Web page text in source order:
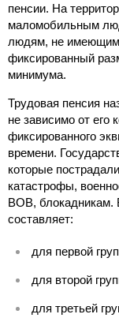
пенсии. На
маломобильным
людям, не имеющим
фиксированный
минимума.
Трудовая пенсия
не зависимо от его
фиксированного
времени.
которые
катастрофы,
ВОВ, блокадникам.
составляет:
для первой
для второй
для третьей